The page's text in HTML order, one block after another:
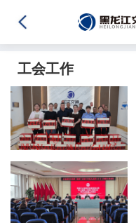
工会工作